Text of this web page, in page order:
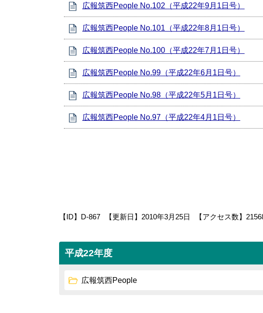
広報筑西People No.102（平成22年9月1日号）
広報筑西People No.101（平成22年8月1日号）
広報筑西People No.100（平成22年7月1日号）
広報筑西People No.99（平成22年6月1日号）
広報筑西People No.98（平成22年5月1日号）
広報筑西People No.97（平成22年4月1日号）
【ID】 D-867 【更新日】 2010年3月25日 【アクセス数】
平成22年度
広報筑西People